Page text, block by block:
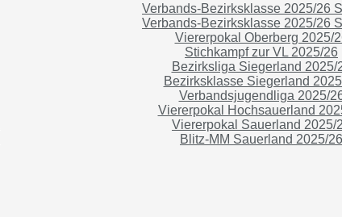
Verbands-Bezirksklasse 2025/26
Verbands-Bezirksklasse 2025/26
Viererpokal Oberberg 2025/
Stichkampf zur VL 2025/26
Bezirksliga Siegerland 2025/
Bezirksklasse Siegerland
Verbandsjugendliga 2025/
Viererpokal Hochsauerland
Viererpokal Sauerland 2025/
Blitz-MM Sauerland 2025/26